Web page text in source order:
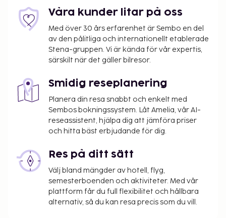
Vi har listat alla tilläggsavgifter som boendet har
upplyst oss om.
Avgift för flygtransfer: THB 1500.00 per fordon
(enkel resa)
Det är möjligt att listan ovan inte är fullständig,
samt att avgifter och depositioner inte inkluderar
skatt. Observera att dessa kan komma att ändras.
Våra kunder litar på oss
Med över 30 års erfarenhet är Sembo en del
av den pålitliga och internationellt etablerade
Stena-gruppen. Vi är kända för vår expertis,
särskilt när det gäller bilresor.
Smidig reseplanering
Planera din resa snabbt och enkelt med
Sembos bokningssystem. Låt Amelia, vår AI-
reseassistent, hjälpa dig att jämföra priser
och hitta bäst erbjudande för dig.
Res på ditt sätt
Välj bland mängder av hotell, flyg,
semesterboenden och aktiviteter. Med vår
plattform får du full flexibilitet och hållbara
alternativ, så du kan resa precis som du vill.